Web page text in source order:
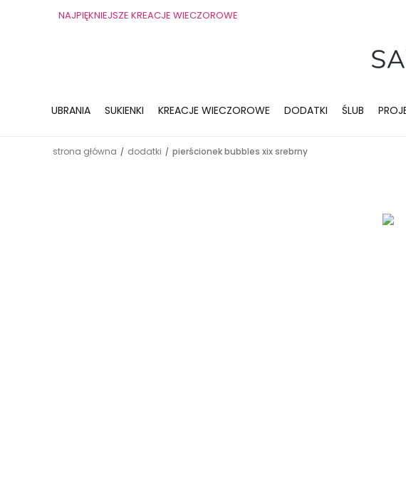
NAJPIĘKNIEJSZE KREACJE WIECZOROWE
UBRANIA SUKIENKI KREACJE WIECZOROWE DODATKI ŚLUB
strona główna / dodatki / pierścionek bubbles xix srebrny